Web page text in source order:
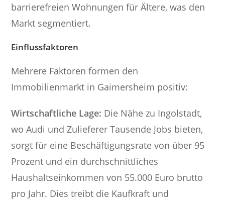
barrierefreien Wohnungen für Ältere, was den
Markt segmentiert.
Einflussfaktoren
Mehrere Faktoren formen den
Immobilienmarkt in Gaimersheim positiv:
Wirtschaftliche Lage: Die Nähe zu Ingolstadt,
wo Audi und Zulieferer Tausende Jobs bieten,
sorgt für eine Beschäftigungsrate von über 95
Prozent und ein durchschnittliches
Haushaltseinkommen von 55.000 Euro brutto
pro Jahr. Dies treibt die Kaufkraft und